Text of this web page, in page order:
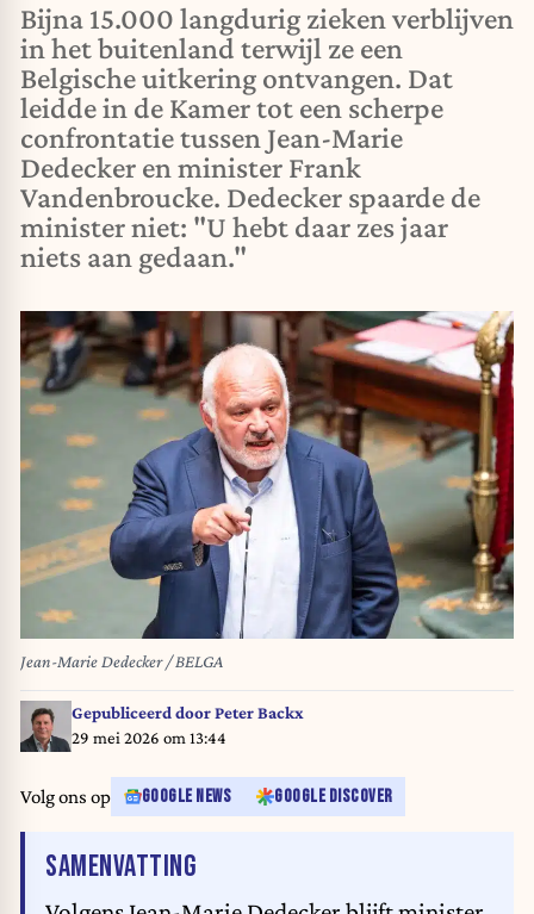
Bijna 15.000 langdurig zieken verblijven
in het buitenland terwijl ze een
Belgische uitkering ontvangen. Dat
leidde in de Kamer tot een scherpe
confrontatie tussen Jean-Marie
Dedecker en minister Frank
Vandenbroucke. Dedecker spaarde de
minister niet: "U hebt daar zes jaar
niets aan gedaan."
Jean-Marie Dedecker / BELGA
Gepubliceerd doorPeter Backx
29 mei 2026 om 13:44
Volg ons op GOOGLE NEWS GOOGLE DISCOVER
SAMENVATTING